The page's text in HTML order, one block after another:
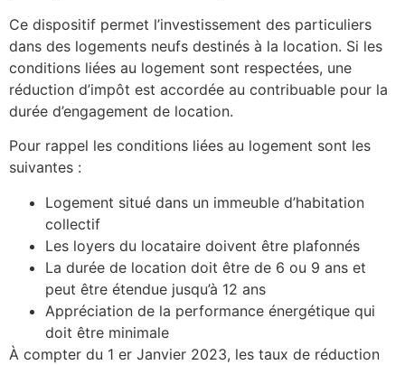
Ce dispositif permet l’investissement des particuliers
dans des logements neufs destinés à la location. Si les
conditions liées au logement sont respectées, une
réduction d’impôt est accordée au contribuable pour la
durée d’engagement de location.
Pour rappel les conditions liées au logement sont les
suivantes :
Logement situé dans un immeuble d’habitation
collectif
Les loyers du locataire doivent être plafonnés
La durée de location doit être de 6 ou 9 ans et
peut être étendue jusqu’à 12 ans
Appréciation de la performance énergétique qui
doit être minimale
À compter du 1 er Janvier 2023, les taux de réduction